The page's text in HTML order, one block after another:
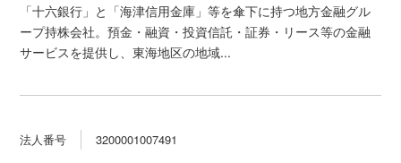
「十六銀行」と「海津信用金庫」等を傘下に持つ地方金融グル
ープ持株会社。預金・融資・投資信託・証券・リース等の金融
サービスを提供し、東海地区の地域...
法人番号 3200001007491